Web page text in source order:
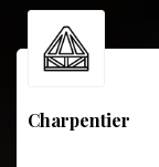
Charpentier